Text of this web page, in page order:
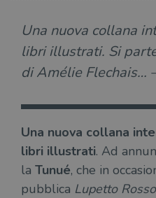
Una nuova collana
libri illustrati. Si
di Amélie Flechais…
Una nuova collana
libri illustrati. Ad
la Tunué, che in
pubblica Lupetto Rosso